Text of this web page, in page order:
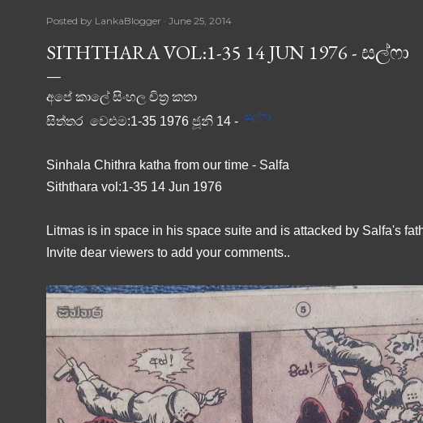
Posted by LankaBlogger June 25, 2014
SITHTHARA VOL:1-35 14 JUN 1976 - සල්ෆා
අපේ කාලේ සිංහල චිත්‍ර කතා
සිත්තර වෙළුම:1-35 1976 ජූනි 14 - සල්ෆා
Sinhala Chithra katha from our time - Salfa
Siththara vol:1-35 14 Jun 1976
Litmas is in space in his space suite and is attacked by Salfa's
Invite dear viewers to add your comments..